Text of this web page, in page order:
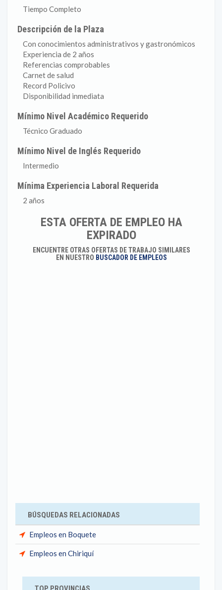
Tiempo Completo
Descripción de la Plaza
Con conocimientos administrativos y gastronómicos
Experiencia de 2 años
Referencias comprobables
Carnet de salud
Record Policivo
Disponibilidad inmediata
Mínimo Nivel Académico Requerido
Técnico Graduado
Mínimo Nivel de Inglés Requerido
Intermedio
Mínima Experiencia Laboral Requerida
2 años
ESTA OFERTA DE EMPLEO HA
EXPIRADO
ENCUENTRE OTRAS OFERTAS DE TRABAJO SIMILARES
EN NUESTRO BUSCADOR DE EMPLEOS
BÚSQUEDAS RELACIONADAS
Empleos en Boquete
Empleos en Chiriquí